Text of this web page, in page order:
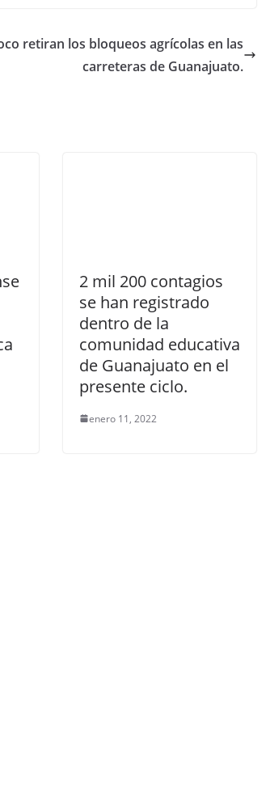
retiran los bloqueos agrícolas en las
carreteras de Guanajuato.
2 mil 200 contagios
se han registrado
dentro de la
comunidad educativa
de Guanajuato en el
presente ciclo.
enero 11, 2022